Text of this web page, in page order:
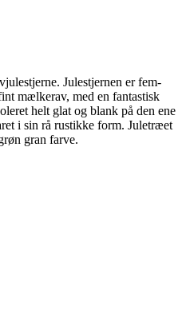
Julestjernen er fem-
mælkerav, med en fantastisk
helt glat og blank på den ene
i sin rå rustikke form. Juletræet
gran farve.